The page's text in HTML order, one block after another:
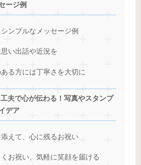
ージ例
ンプルなメッセージ例
い出話や近況を
る方には丁寧さを大切に
夫で心が伝わる！写真やスタンプ
デア
えて、心に残るお祝い
お祝い、気軽に笑顔を届ける